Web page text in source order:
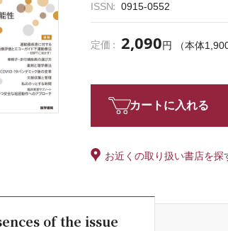
ISSN 0915-0552
定価 2,090円 （本体
カートに入れる
お近くの取り扱い書店を探
of the issue